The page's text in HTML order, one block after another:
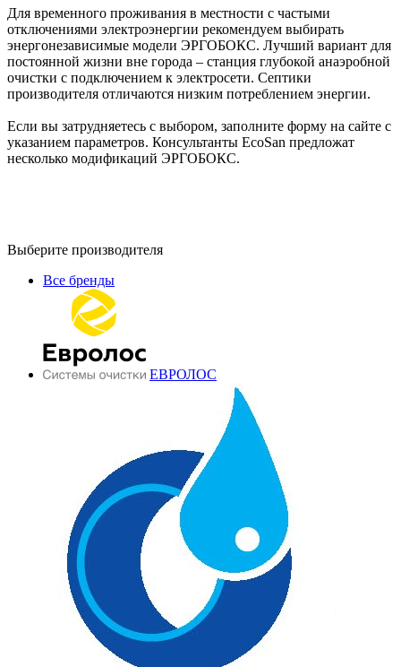
Для временного проживания в местности с частыми
отключениями электроэнергии рекомендуем выбирать
энергонезависимые модели ЭРГОБОКС. Лучший вариант для
постоянной жизни вне города – станция глубокой анаэробной
очистки с подключением к электросети. Септики
производителя отличаются низким потреблением энергии.
Если вы затрудняетесь с выбором, заполните форму на сайте с
указанием параметров. Консультанты EcoSan предложат
несколько модификаций ЭРГОБОКС.
Выберите производителя
Все бренды
ЕВРОЛОС